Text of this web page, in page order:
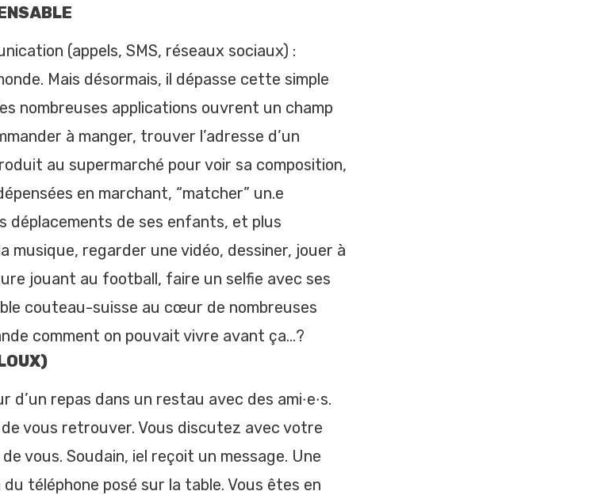
(appels, SMS, réseaux sociaux) :
Mais désormais, il dépasse cette simple
nombreuses applications ouvrent un champ
à manger, trouver l’adresse d’un
au supermarché pour voir sa composition,
en marchant, “matcher” un.e
déplacements de ses enfants, et plus
musique, regarder une vidéo, dessiner, jouer à
jouant au football, faire un selfie avec ses
couteau-suisse au cœur de nombreuses
comment on pouvait vivre avant ça…?
repas dans un restau avec des ami·e·s.
vous retrouver. Vous discutez avec votre
vous. Soudain, iel reçoit un message. Une
téléphone posé sur la table. Vous êtes en